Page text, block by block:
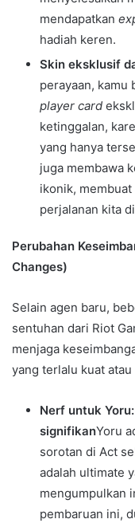
mendapatkan
hadiah keren.
Skin eksklusif
perayaan, kamu
player card
ketinggalan,
yang hanya
juga membawa
ikonik,
perjalanan kita
Perubahan
Changes)
Selain agen baru,
sentuhan dari Riot
menjaga
yang terlalu kuat
Nerf untuk
signifikanYoru
sorotan di Act
adalah ultimate
mengumpulkan
pembaruan ini,